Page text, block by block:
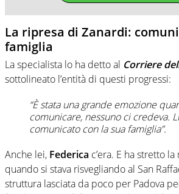
La ripresa di Zanardi:
famiglia
La specialista lo ha detto al Corriere
sottolineato l’entità di questi progressi:
“È stata una grande emozione
comunicare, nessuno ci credeva.
comunicato con la sua famiglia”.
Anche lei, Federica c’era. E ha stretto
quando si stava risvegliando al San
struttura lasciata da poco per Padova